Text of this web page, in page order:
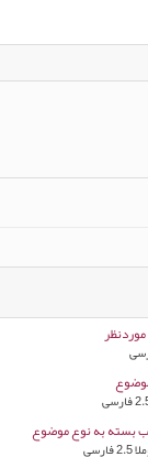
بسته به نوع موضوع